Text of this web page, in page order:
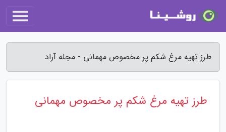
طرز تهیه مرغ شکم پر مخصوص مهمانی - مجله آراد
طرز تهیه مرغ شکم پر مخصوص مهمانی